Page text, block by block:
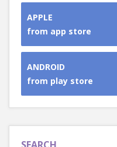
APPLE
from app store
ANDROID
from play store